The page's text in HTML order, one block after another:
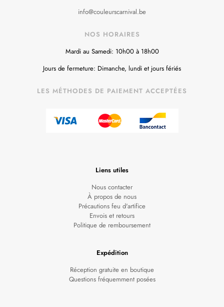
info@couleurscarnival.be
NOS HORAIRES
Mardi au Samedi: 10h00 à 18h00
Jours de fermeture: Dimanche, lundi et jours fériés
LES MÉTHODES DE PAIEMENT ACCEPTÉES
Liens utiles
Nous contacter
À propos de nous
Précautions feu d'artifice
Envois et retours
Politique de remboursement
Expédition
Réception gratuite en boutique
Questions fréquemment posées